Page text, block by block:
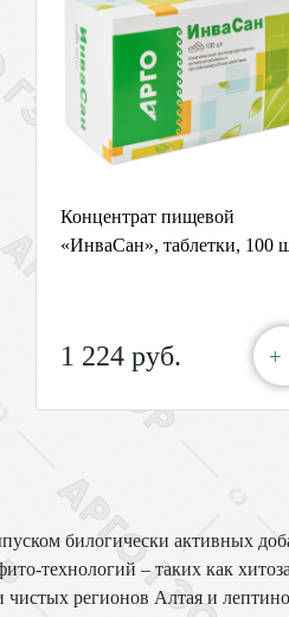
Концентрат пищевой
«ИнваСан», таблетки, 100
1 224 руб. +
билогически активных
технологий – таких как
чистых регионов Алтая и